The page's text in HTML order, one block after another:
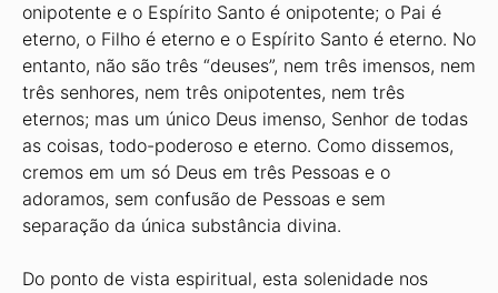
onipotente e o Espírito Santo é onipotente; o Pai é
eterno, o Filho é eterno e o Espírito Santo é eterno. No
entanto, não são três “deuses”, nem três imensos, nem
três senhores, nem três onipotentes, nem três
eternos; mas um único Deus imenso, Senhor de todas
as coisas, todo-poderoso e eterno. Como dissemos,
cremos em um só Deus em três Pessoas e o
adoramos, sem confusão de Pessoas e sem
separação da única substância divina.
Do ponto de vista espiritual, esta solenidade nos